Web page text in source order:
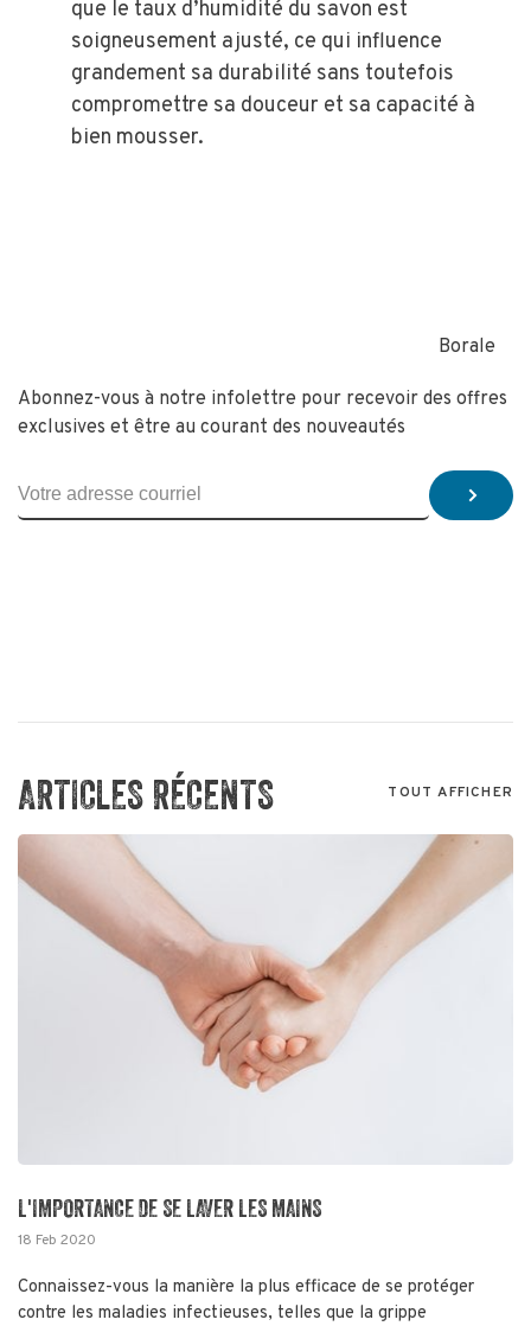
que le taux d’humidité du savon est
soigneusement ajusté, ce qui influence
grandement sa durabilité sans toutefois
compromettre sa douceur et sa capacité à
bien mousser.
Borale
Abonnez-vous à notre infolettre pour recevoir des offres
exclusives et être au courant des nouveautés
ARTICLES RÉCENTS TOUT AFFICHER
L'IMPORTANCE DE SE LAVER LES MAINS
18 Feb 2020
Connaissez-vous la manière la plus efficace de se protéger
contre les maladies infectieuses, telles que la grippe